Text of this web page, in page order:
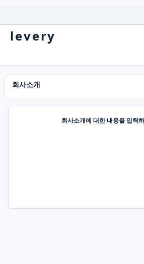
levery
회사소개
회사소개에 대한 내용을 입력